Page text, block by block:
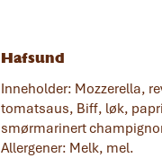
Hafsund
Inneholder: Mozzerella,
tomatsaus, Biff, løk,
smørmarinert
Allergener: Melk, mel.